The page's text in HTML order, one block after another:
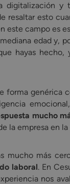
digitalización
resaltar esto
este campo es
edad y,
hayas
forma genérica
mucho
la empresa en
mucho más
laboral. En
nos